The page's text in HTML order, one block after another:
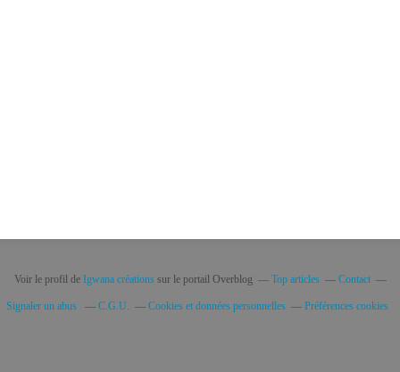
Voir le profil de Igwana créationssur le portail Overblog Top articles Contact
Signaler un abus C.G.U. Cookies et données personnelles Préférences cookies